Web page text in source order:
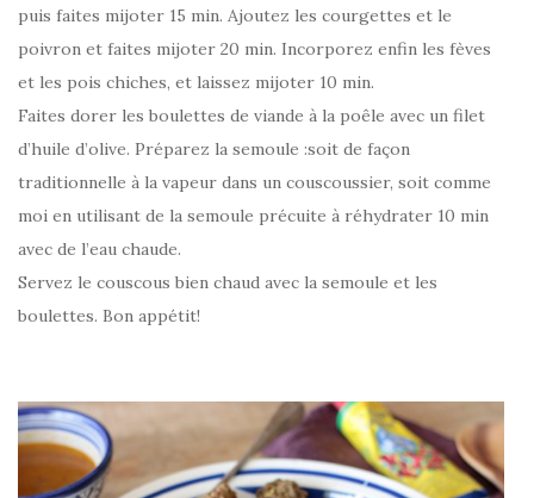
puis faites mijoter 15 min. Ajoutez les courgettes et le
poivron et faites mijoter 20 min. Incorporez enfin les fèves
et les pois chiches, et laissez mijoter 10 min.
Faites dorer les boulettes de viande à la poêle avec un filet
d’huile d’olive. Préparez la semoule :soit de façon
traditionnelle à la vapeur dans un couscoussier, soit comme
moi en utilisant de la semoule précuite à réhydrater 10 min
avec de l’eau chaude.
Servez le couscous bien chaud avec la semoule et les
boulettes. Bon appétit!